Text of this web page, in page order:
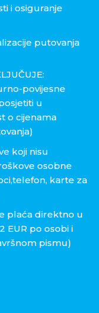
i osiguranje
putovanja
povijesne
u
o cijenama
koji nisu
osobne
karte za
plaća direktno u
EUR po osobi i
pismu)